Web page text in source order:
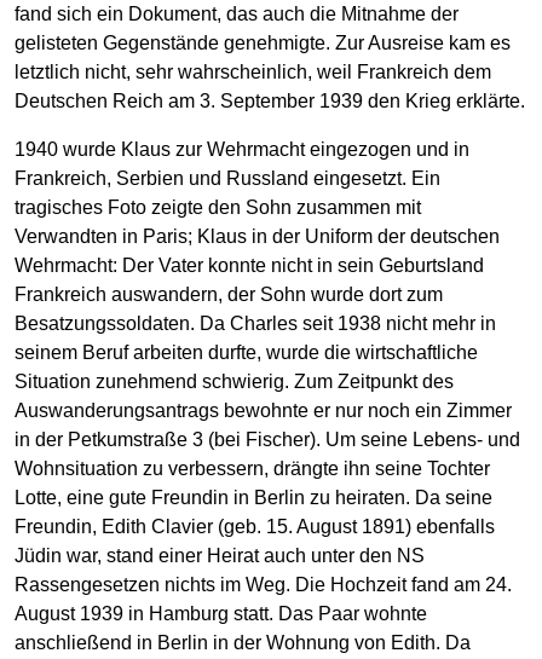
fand sich ein Dokument, das auch die Mitnahme der
gelisteten Gegenstände genehmigte. Zur Ausreise kam es
letztlich nicht, sehr wahrscheinlich, weil Frankreich dem
Deutschen Reich am 3. September 1939 den Krieg erklärte.
1940 wurde Klaus zur Wehrmacht eingezogen und in
Frankreich, Serbien und Russland eingesetzt. Ein
tragisches Foto zeigte den Sohn zusammen mit
Verwandten in Paris; Klaus in der Uniform der deutschen
Wehrmacht: Der Vater konnte nicht in sein Geburtsland
Frankreich auswandern, der Sohn wurde dort zum
Besatzungssoldaten. Da Charles seit 1938 nicht mehr in
seinem Beruf arbeiten durfte, wurde die wirtschaftliche
Situation zunehmend schwierig. Zum Zeitpunkt des
Auswanderungsantrags bewohnte er nur noch ein Zimmer
in der Petkumstraße 3 (bei Fischer). Um seine Lebens- und
Wohnsituation zu verbessern, drängte ihn seine Tochter
Lotte, eine gute Freundin in Berlin zu heiraten. Da seine
Freundin, Edith Clavier (geb. 15. August 1891) ebenfalls
Jüdin war, stand einer Heirat auch unter den NS
Rassengesetzen nichts im Weg. Die Hochzeit fand am 24.
August 1939 in Hamburg statt. Das Paar wohnte
anschließend in Berlin in der Wohnung von Edith. Da